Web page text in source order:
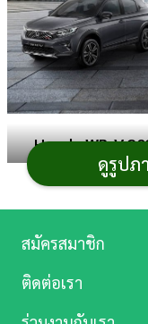
Honda WR-V
รถยนต์
อเนกประสง
Honda BR-V
ใช้สอยเมื่อต้องขนข
การลุยได้มากขึ้นเมื่อ
2022โดยจะแบ่งเป็น
เลือกรวม 5 สี
ดูรูปภ
การ
ศึกษา
บันเทิง
ดู
หนัง
สมัครสมาชิก
ติดต่อเรา